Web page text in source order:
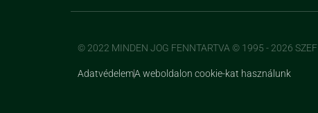
© 2022 MINDEN JOG FENNTARTVA © 1995 - 2026 SZEF
AdatvédelemA weboldalon cookie-kat használunk